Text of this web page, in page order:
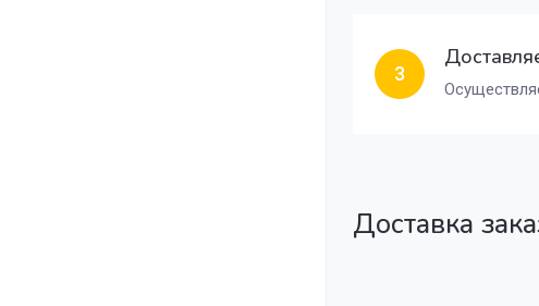
3
Доставка